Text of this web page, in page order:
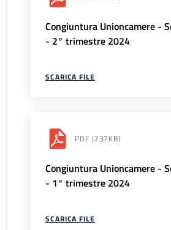
Congiuntura Unioncamere -
- 2° trimestre 2024
SCARICA FILE
PDF (237KB)
Congiuntura Unioncamere -
- 1° trimestre 2024
SCARICA FILE